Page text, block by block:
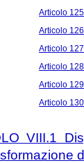
Articolo
Articolo
Articolo
Articolo
Articolo
Articolo
VIII.1